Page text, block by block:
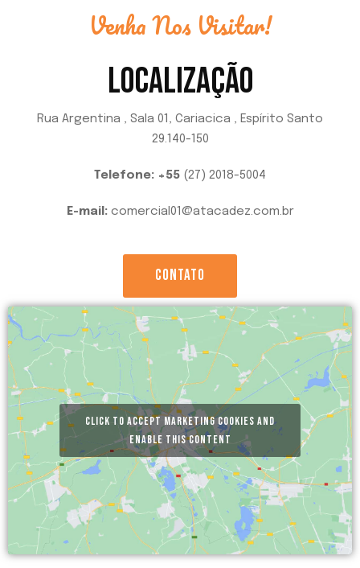
Venha Nos Visitar!
LOCALIZAÇÃO
Rua Argentina , Sala 01, Cariacica , Espírito Santo
29.140-150
Telefone: +55 (27) 2018-5004
E-mail:comercial01@atacadez.com.br
CONTATO
Click to accept marketing cookies and
enable this content